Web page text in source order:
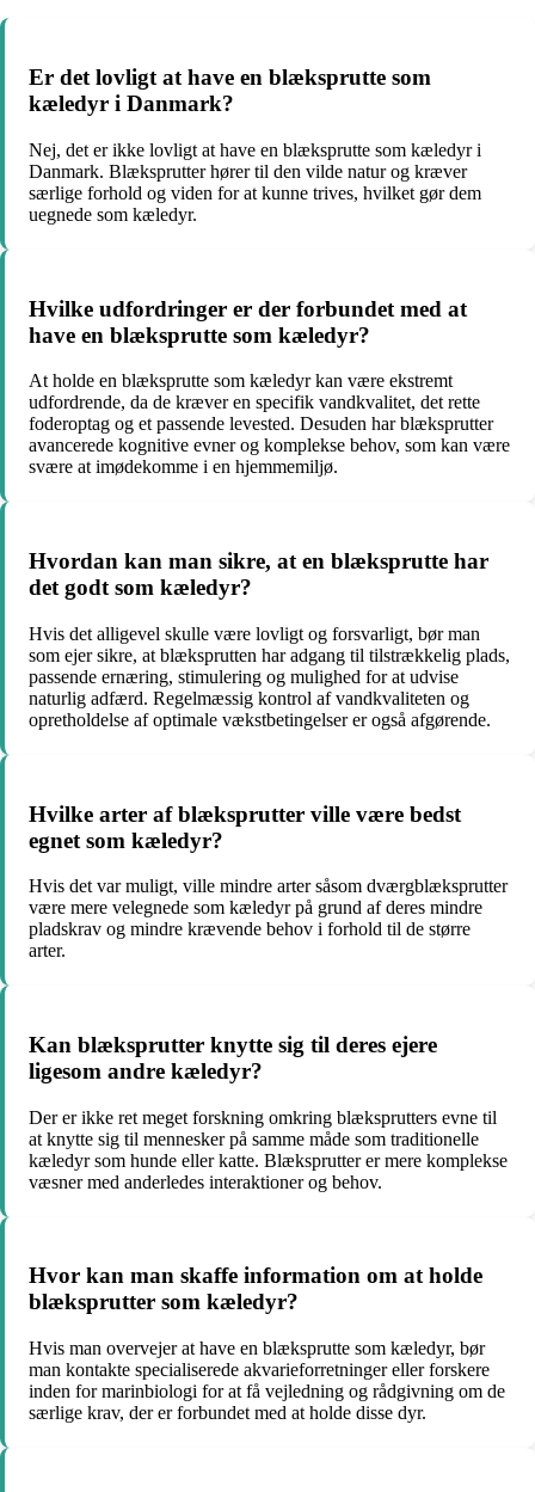
Er det lovligt at have en blæksprutte som
kæledyr i Danmark?
Nej, det er ikke lovligt at have en blæksprutte som kæledyr i
Danmark. Blæksprutter hører til den vilde natur og kræver
særlige forhold og viden for at kunne trives, hvilket gør dem
uegnede som kæledyr.
Hvilke udfordringer er der forbundet med at
have en blæksprutte som kæledyr?
At holde en blæksprutte som kæledyr kan være ekstremt
udfordrende, da de kræver en specifik vandkvalitet, det rette
foderoptag og et passende levested. Desuden har blæksprutter
avancerede kognitive evner og komplekse behov, som kan være
svære at imødekomme i en hjemmemiljø.
Hvordan kan man sikre, at en blæksprutte har
det godt som kæledyr?
Hvis det alligevel skulle være lovligt og forsvarligt, bør man
som ejer sikre, at blæksprutten har adgang til tilstrækkelig plads,
passende ernæring, stimulering og mulighed for at udvise
naturlig adfærd. Regelmæssig kontrol af vandkvaliteten og
opretholdelse af optimale vækstbetingelser er også afgørende.
Hvilke arter af blæksprutter ville være bedst
egnet som kæledyr?
Hvis det var muligt, ville mindre arter såsom dværgblæksprutter
være mere velegnede som kæledyr på grund af deres mindre
pladskrav og mindre krævende behov i forhold til de større
arter.
Kan blæksprutter knytte sig til deres ejere
ligesom andre kæledyr?
Der er ikke ret meget forskning omkring blæksprutters evne til
at knytte sig til mennesker på samme måde som traditionelle
kæledyr som hunde eller katte. Blæksprutter er mere komplekse
væsner med anderledes interaktioner og behov.
Hvor kan man skaffe information om at holde
blæksprutter som kæledyr?
Hvis man overvejer at have en blæksprutte som kæledyr, bør
man kontakte specialiserede akvarieforretninger eller forskere
inden for marinbiologi for at få vejledning og rådgivning om de
særlige krav, der er forbundet med at holde disse dyr.